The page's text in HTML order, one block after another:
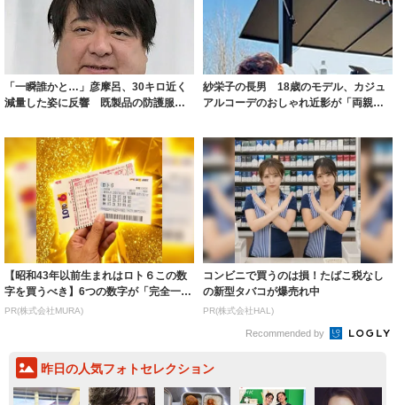
「一瞬誰かと…」彦摩呂、30キロ近く
減量した姿に反響 既製品の防護服が
紗栄子の長男 18歳のモデル、カジュ
アルコーデのおしゃれ近影が「両親の
【昭和43年以前生まれはロト６この数
字を買うべき】6つの数字が「完全一
致」する方...
PR(株式会社MURA)
コンビニで買うのは損！たばこ税なし
の新型タバコが爆売れ中
PR(株式会社HAL)
Recommended by
昨日の人気フォトセレクション